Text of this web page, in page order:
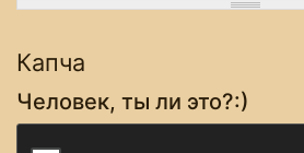
Капча
Человек, ты ли это?:)